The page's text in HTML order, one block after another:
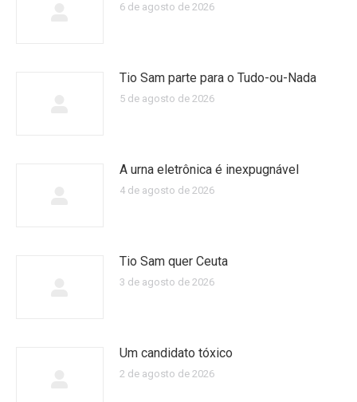
6 de agosto de 2026
Tio Sam parte para o Tudo-ou-Nada
5 de agosto de 2026
A urna eletrônica é inexpugnável
4 de agosto de 2026
Tio Sam quer Ceuta
3 de agosto de 2026
Um candidato tóxico
2 de agosto de 2026